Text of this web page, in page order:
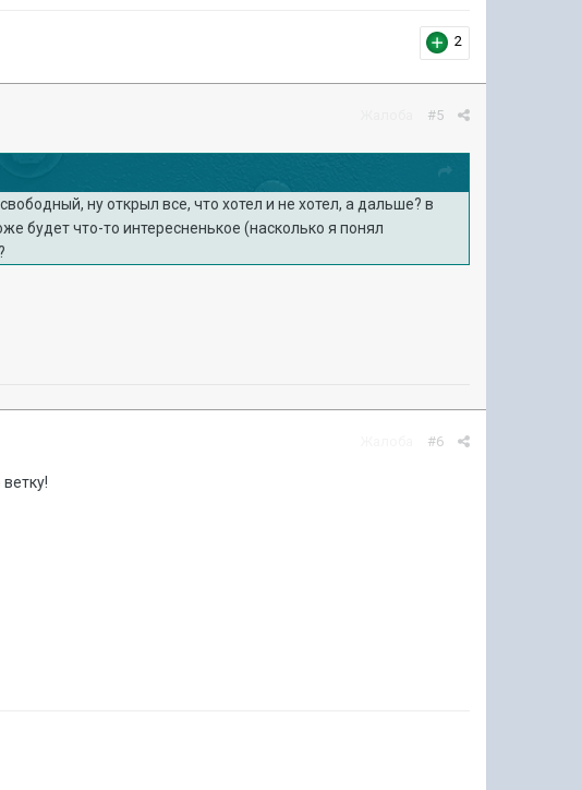
2
#5
ну открыл все, что хотел и не хотел, а дальше? в
будет что-то интересненькое (насколько я понял
#6